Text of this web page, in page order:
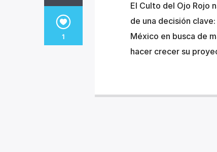
1
El Culto del Ojo Rojo
de una decisión
México en busca de
hacer crecer su